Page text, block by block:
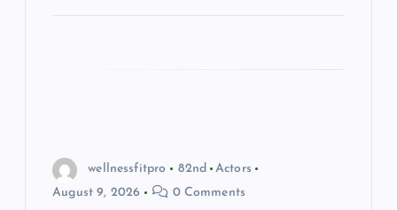
wellnessfitpro 82nd
Actors
August 9, 2026
0 Comments